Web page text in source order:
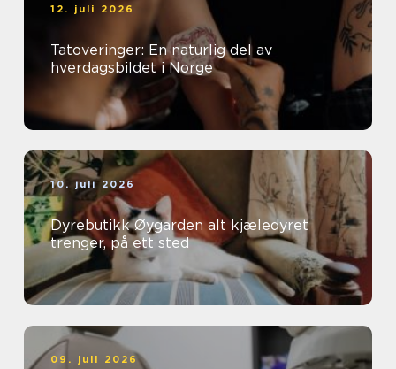
12. juli 2026
Tatoveringer: En naturlig del av
hverdagsbildet i Norge
10. juli 2026
Dyrebutikk Øygarden alt kjæledyret
trenger, på ett sted
09. juli 2026